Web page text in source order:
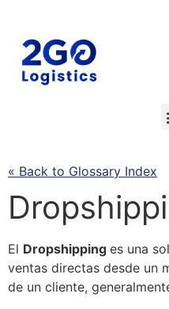
« Back to Glossary Index
El Dropshipping es una
ventas directas desde un
de un cliente,